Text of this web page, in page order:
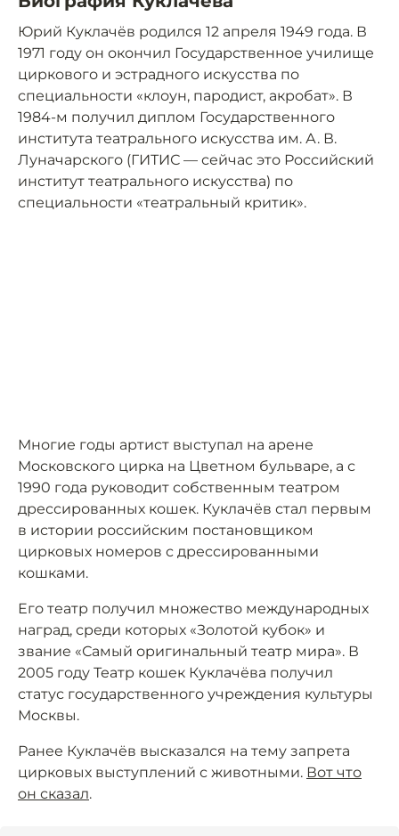
Юрий Куклачёв родился 12 апреля 1949 года. В
1971 году он окончил Государственное училище
циркового и эстрадного искусства по
специальности «клоун, пародист, акробат». В
1984-м получил диплом Государственного
института театрального искусства им. А. В.
Луначарского (ГИТИС — сейчас это Российский
институт театрального искусства) по
специальности «театральный критик».
Многие годы артист выступал на арене
Московского цирка на Цветном бульваре, а с
1990 года руководит собственным театром
дрессированных кошек. Куклачёв стал первым
в истории российским постановщиком
цирковых номеров с дрессированными
кошками.
Его театр получил множество международных
наград, среди которых «Золотой кубок» и
звание «Самый оригинальный театр мира». В
2005 году Театр кошек Куклачёва получил
статус государственного учреждения культуры
Москвы.
Ранее Куклачёв высказался на тему запрета
цирковых выступлений с животными. Вот что
он сказал.